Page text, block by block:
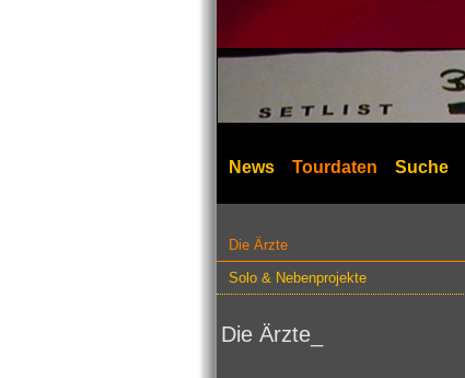
News Tourdaten Suche
Die Ärzte
Solo & Nebenprojekte
Die Ärzte_